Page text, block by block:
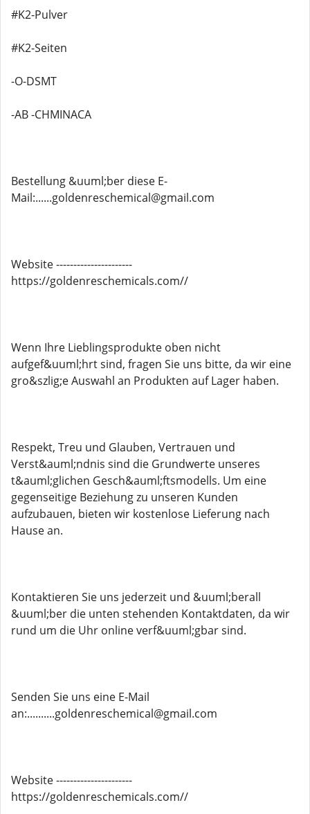
#K2-Pulver
#K2-Seiten
-O-DSMT
-AB -CHMINACA
Bestellung &uuml;ber diese E-
Mail:......goldenreschemical@gmail.com
Website ----------------------
https://goldenreschemicals.com//
Wenn Ihre Lieblingsprodukte oben nicht
aufgef&uuml;hrt sind, fragen Sie uns bitte, da wir eine
gro&szlig;e Auswahl an Produkten auf Lager haben.
Respekt, Treu und Glauben, Vertrauen und
Verst&auml;ndnis sind die Grundwerte unseres
t&auml;glichen Gesch&auml;ftsmodells. Um eine
gegenseitige Beziehung zu unseren Kunden
aufzubauen, bieten wir kostenlose Lieferung nach
Hause an.
Kontaktieren Sie uns jederzeit und &uuml;berall
&uuml;ber die unten stehenden Kontaktdaten, da wir
rund um die Uhr online verf&uuml;gbar sind.
Senden Sie uns eine E-Mail
an:..........goldenreschemical@gmail.com
Website ----------------------
https://goldenreschemicals.com//